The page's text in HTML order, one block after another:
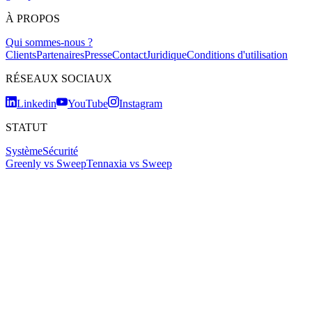
À PROPOS
Qui sommes-nous ?
ClientsPartenairesPresseContactJuridiqueConditions d'utilisation
RÉSEAUX SOCIAUX
Linkedin YouTube
Instagram
STATUT
SystèmeSécurité
Greenly vs SweepTennaxia vs Sweep